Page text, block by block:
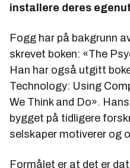
installere deres
Fogg har på bakgrunn
skrevet boken: «The
Han har også utgitt
Technology: Using
We Think and Do».
bygget på tidligere
selskaper motiverer og
Formålet er at det er